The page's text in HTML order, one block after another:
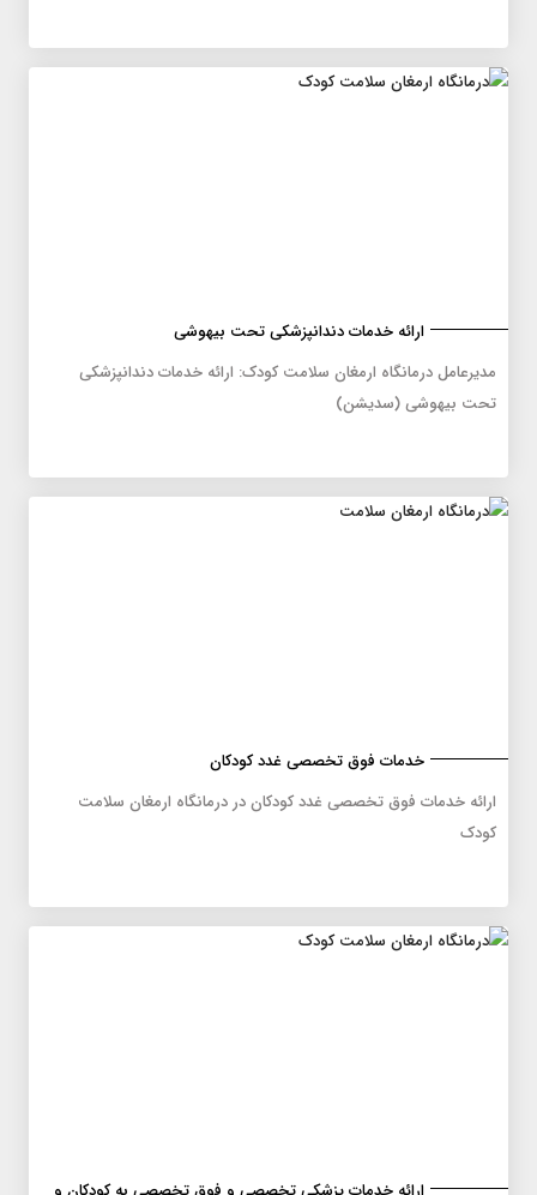
ارائه خدمات دندانپزشکی تحت بیهوشی
مدیرعامل درمانگاه ارمغان سلامت کودک: ارائه خدمات دندانپزشکی
تحت بیهوشی (سدیشن)
خدمات فوق تخصصی غدد کودکان
ارائه خدمات فوق تخصصی غدد کودکان در درمانگاه ارمغان سلامت
کودک